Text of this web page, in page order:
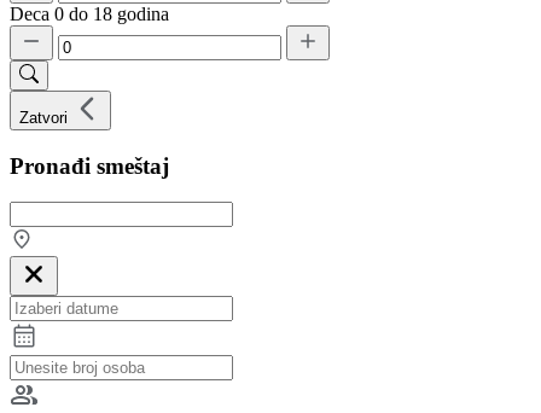
Deca 0 do 18 godina
Zatvori
Pronađi smeštaj